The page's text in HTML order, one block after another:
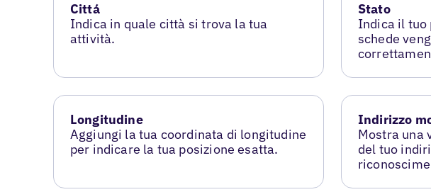
Cittá
Indica in quale città si trova la tua
attività.
Stato
Indica il tuo
schede
Longitudine
Aggiungi la tua coordinata di longitudine
per indicare la tua posizione esatta.
Indirizzo
Mostra una
del tuo